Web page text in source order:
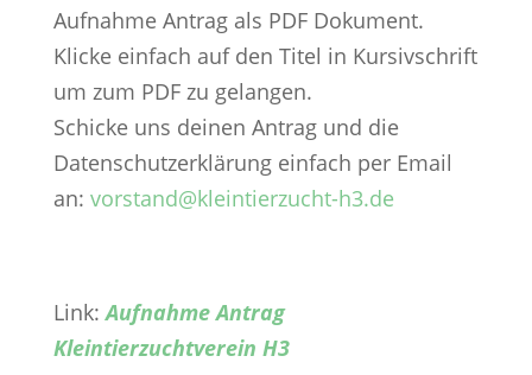
Aufnahme Antrag als PDF Dokument.
Klicke einfach auf den Titel in Kursivschrift
um zum PDF zu gelangen.
Schicke uns deinen Antrag und die
Datenschutzerklärung einfach per Email
an: vorstand@kleintierzucht-h3.de
Link:Aufnahme Antrag
Kleintierzuchtverein H3